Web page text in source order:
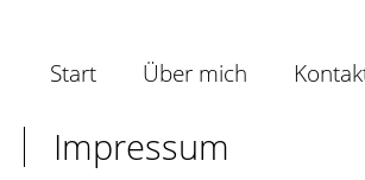
Start Über mich
Impressum